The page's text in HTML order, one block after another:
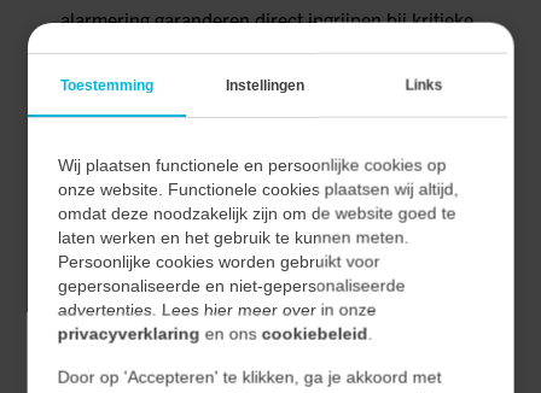
alarmering garanderen direct ingrijpen bij kritieke
waarden
Toekomstbestendige installatie: Dankzij de
multidisciplinaire aanpak is het systeem nu flexibel
uitbreidbaar en eenvoudiger te onderhouden
Met deze oplossing hebben we zowel de continuïteit als
de veiligheid van de installatie aanzienlijk verbeterd en
de kans op kostbare stilstand of schade tot een
minimum beperkt.
Terug naar overzicht
Toestemming Instellingen Links
Wij plaatsen functionele en persoonlijke cookies op
onze website. Functionele cookies plaatsen wij altijd,
omdat deze noodzakelijk zijn om de website goed te
laten werken en het gebruik te kunnen meten.
Persoonlijke cookies worden gebruikt voor
gepersonaliseerde en niet-gepersonaliseerde
advertenties. Lees hier meer over in onze
privacyverklaring en onscookiebeleid .
Door op 'Accepteren' te klikken, ga je akkoord met